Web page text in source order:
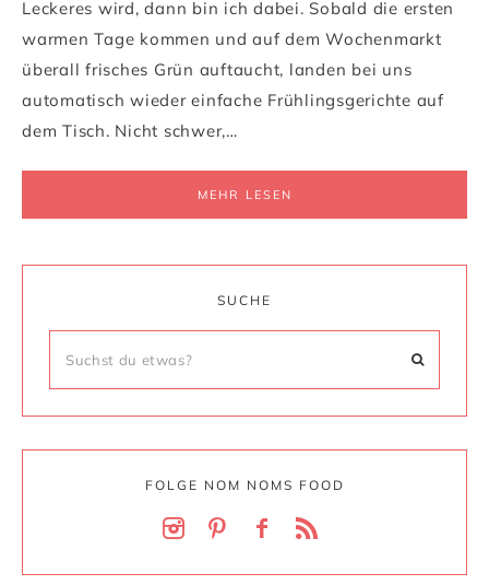
Leckeres wird, dann bin ich dabei. Sobald die ersten
warmen Tage kommen und auf dem Wochenmarkt
überall frisches Grün auftaucht, landen bei uns
automatisch wieder einfache Frühlingsgerichte auf
dem Tisch. Nicht schwer,…
MEHR LESEN
SUCHE
FOLGE NOM NOMS FOOD